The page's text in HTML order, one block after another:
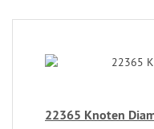
22365 Knoten